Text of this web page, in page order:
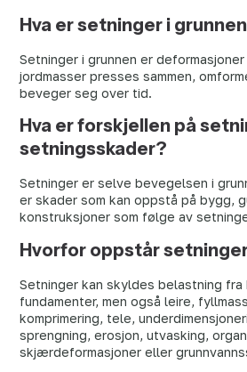
Hva er setninger i
Setninger i grunnen er
jordmasser presses sammen,
beveger seg over tid.
Hva er forskjellen på
setningsskader?
Setninger er selve bevegelsen i
er skader som kan oppstå på bygg,
konstruksjoner som følge av
Hvorfor oppstår
Setninger kan skyldes belastning
fundamenter, men også leire,
komprimering, tele,
sprengning, erosjon, utvasking,
skjærdeformasjoner eller